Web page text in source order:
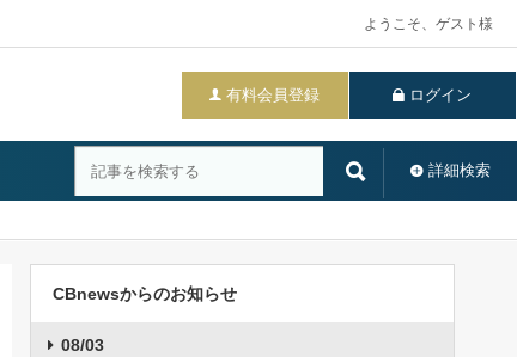
ようこそ、ゲスト様
有料会員登録 ログイン
詳細検索
CBnewsからのお知らせ
08/03